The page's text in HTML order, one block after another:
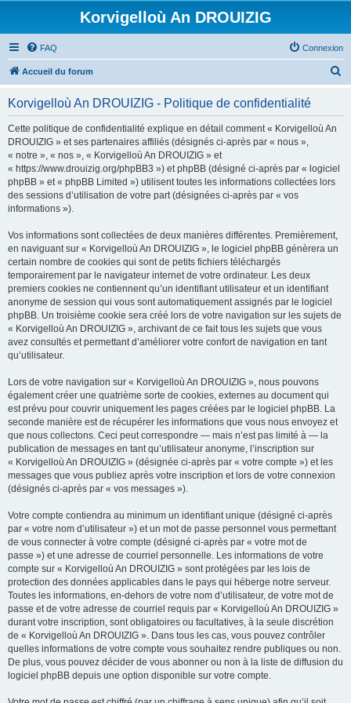
Korvigelloù An DROUIZIG
FAQ Connexion
Accueil du forum
Korvigelloù An DROUIZIG - Politique de confidentialité
Cette politique de confidentialité explique en détail comment « Korvigelloù An
DROUIZIG » et ses partenaires affiliés (désignés ci-après par « nous »,
« notre », « nos », « Korvigelloù An DROUIZIG » et
« https://www.drouizig.org/phpBB3 ») et phpBB (désigné ci-après par « logiciel
phpBB » et « phpBB Limited ») utilisent toutes les informations collectées lors
des sessions d’utilisation de votre part (désignées ci-après par « vos
informations »).
Vos informations sont collectées de deux manières différentes. Premièrement,
en naviguant sur « Korvigelloù An DROUIZIG », le logiciel phpBB génèrera un
certain nombre de cookies qui sont de petits fichiers téléchargés
temporairement par le navigateur internet de votre ordinateur. Les deux
premiers cookies ne contiennent qu’un identifiant utilisateur et un identifiant
anonyme de session qui vous sont automatiquement assignés par le logiciel
phpBB. Un troisième cookie sera créé lors de votre navigation sur les sujets de
« Korvigelloù An DROUIZIG », archivant de ce fait tous les sujets que vous
avez consultés et permettant d’améliorer votre confort de navigation en tant
qu’utilisateur.
Lors de votre navigation sur « Korvigelloù An DROUIZIG », nous pouvons
également créer une quatrième sorte de cookies, externes au document qui
est prévu pour couvrir uniquement les pages créées par le logiciel phpBB. La
seconde manière est de récupérer les informations que vous nous envoyez et
que nous collectons. Ceci peut correspondre — mais n’est pas limité à — la
publication de messages en tant qu’utilisateur anonyme, l’inscription sur
« Korvigelloù An DROUIZIG » (désignée ci-après par « votre compte ») et les
messages que vous publiez après votre inscription et lors de votre connexion
(désignés ci-après par « vos messages »).
Votre compte contiendra au minimum un identifiant unique (désigné ci-après
par « votre nom d’utilisateur ») et un mot de passe personnel vous permettant
de vous connecter à votre compte (désigné ci-après par « votre mot de
passe ») et une adresse de courriel personnelle. Les informations de votre
compte sur « Korvigelloù An DROUIZIG » sont protégées par les lois de
protection des données applicables dans le pays qui héberge notre serveur.
Toutes les informations, en-dehors de votre nom d’utilisateur, de votre mot de
passe et de votre adresse de courriel requis par « Korvigelloù An DROUIZIG »
durant votre inscription, sont obligatoires ou facultatives, à la seule discrétion
de « Korvigelloù An DROUIZIG ». Dans tous les cas, vous pouvez contrôler
quelles informations de votre compte vous souhaitez rendre publiques ou non.
De plus, vous pouvez décider de vous abonner ou non à la liste de diffusion du
logiciel phpBB depuis une option disponible sur votre compte.